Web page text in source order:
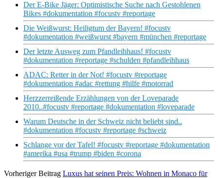
Der E-Bike Jäger: Optimistische Suche nach Gestohlenen
Bikes #dokumentation #focustv #reportage
Die Weißwurst: Heiligtum der Bayern! #focustv
#dokumentation #weißwurst #bayern #münchen #reportage
Der letzte Ausweg zum Pfandleihhaus! #focustv
#dokumentation #reportage #schulden #pfandleihhaus
ADAC: Retter in der Not! #focustv #reportage
#dokumentation #adac #rettung #hilfe #motorrad
Herzzerreißende Erzählungen von der Loveparade
2010..#focustv #reportage #dokumentation #loveparade
Warum Deutsche in der Schweiz nicht beliebt sind..
#dokumentation #focustv #reportage #schweiz
Schlange vor der Tafel! #focustv #reportage #dokumentation
#amerika #usa #trump #biden #corona
Vorheriger Beitrag Luxus hat seinen Preis: Wohnen in Monaco für